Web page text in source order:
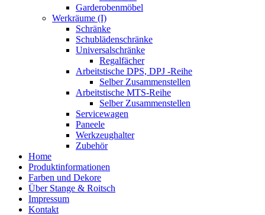
Garderobenmöbel
Werkräume (I)
Schränke
Schublädenschränke
Universalschränke
Regalfächer
Arbeitstische DPS, DPJ -Reihe
Selber Zusammenstellen
Arbeitstische MTS-Reihe
Selber Zusammenstellen
Servicewagen
Paneele
Werkzeughalter
Zubehör
Home
Produktinformationen
Farben und Dekore
Über Stange & Roitsch
Impressum
Kontakt